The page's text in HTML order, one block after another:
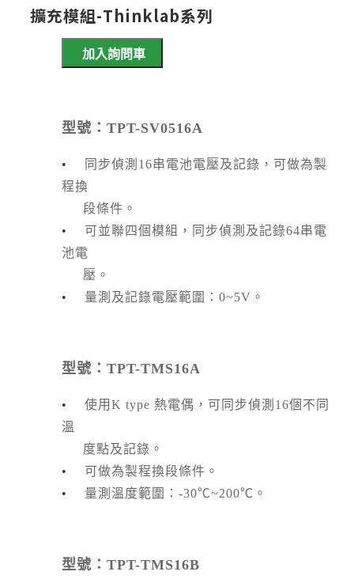
擴充模組-Thinklab系列
加入詢問車
型號：TPT-SV0516A
•
同步偵測16串電池電壓及記錄，可做為製
程換
段條件。
• 可並聯四個模組，同步偵測及記錄64串電
池電
壓。
• 量測及記錄電壓範圍：0~5V。
型號：TPT-TMS16A
• 使用K type 熱電偶，可同步偵測16個不同
溫
度點及記錄。
• 可做為製程換段條件。
• 量測溫度範圍：-30℃~200℃。
型號：TPT-TMS16B